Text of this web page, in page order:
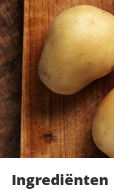
Ingrediënten